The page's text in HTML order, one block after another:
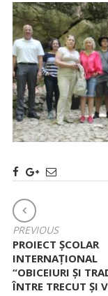
NAVIGARE
ÎN
ARTICOLE
PREVIOUS
PROIECT ŞCOLAR
INTERNAŢIONAL
“OBICEIURI ȘI
ÎNTRE TRECUT ȘI